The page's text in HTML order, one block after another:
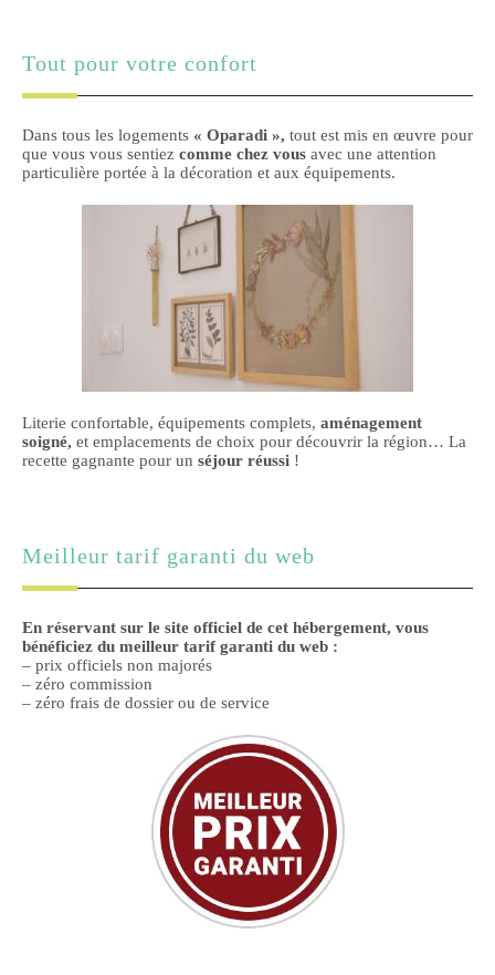
Tout pour votre confort
Dans tous les logements « Oparadi », tout est mis en œuvre pour
que vous vous sentiez comme chez vous avec une attention
particulière portée à la décoration et aux équipements.
Literie confortable, équipements complets, aménagement
soigné, et emplacements de choix pour découvrir la région… La
recette gagnante pour un séjour réussi !
Meilleur tarif garanti du web
En réservant sur le site officiel de cet hébergement, vous
bénéficiez du meilleur tarif garanti du web :
– prix officiels non majorés
– zéro commission
– zéro frais de dossier ou de service